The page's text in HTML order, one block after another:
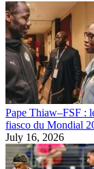
Pape Thiaw–FSF :
fiasco du Mondial
July 16, 2026